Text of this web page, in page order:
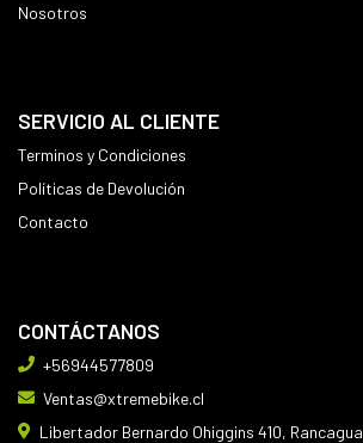
Nosotros
SERVICIO AL CLIENTE
Terminos y Condiciones
Políticas de Devolución
Contacto
CONTÁCTANOS
+56944577809
Ventas@xtremebike.cl
Libertador Bernardo Ohiggins 410, Rancagua